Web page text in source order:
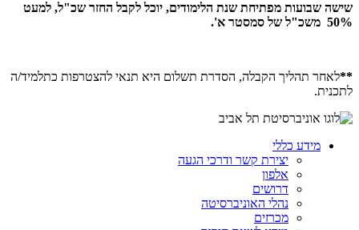
שישה שבועות מפתיחת שנת הלימודים, יוכל לקבל החזר שכ"ל, למעט
50% משכ"ל
של סמסטר א'.
**לאחר תהליך הקבלה, הסדרת תשלום היא תנאי להצטרפות כתלמיד/ה
לתכנית.
מידע כללי
יצירת קשר ודרכי הגעה
אלפון
דרושים
נהלי האוניברסיטה
מכרזים